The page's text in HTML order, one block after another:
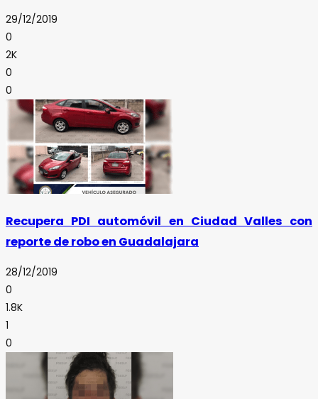
29/12/2019
0
2K
0
0
Recupera PDI automóvil en Ciudad Valles con
reporte de robo en Guadalajara
28/12/2019
0
1.8K
1
0